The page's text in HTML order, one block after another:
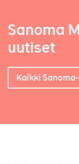
Sanoma
uutiset
Kaikki